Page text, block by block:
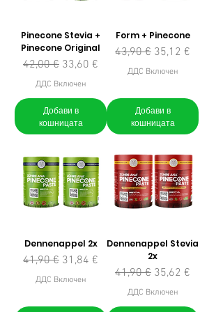
Pinecone Stevia +
Pinecone Original
Редовна цена
42,00 € Продажна цена
33,60 €
ДДС Включен
Добави в
кошницата
Form + Pinecone
Редовна цена
43,90 € Продажна цена
35,12 €
ДДС Включен
Добави в
кошницата
Dennenappel 2x
Редовна цена
41,90 € Продажна цена
31,84 €
ДДС Включен
Dennenappel Stevia
2x
Редовна цена
41,90 € Продажна цена
35,62 €
ДДС Включен